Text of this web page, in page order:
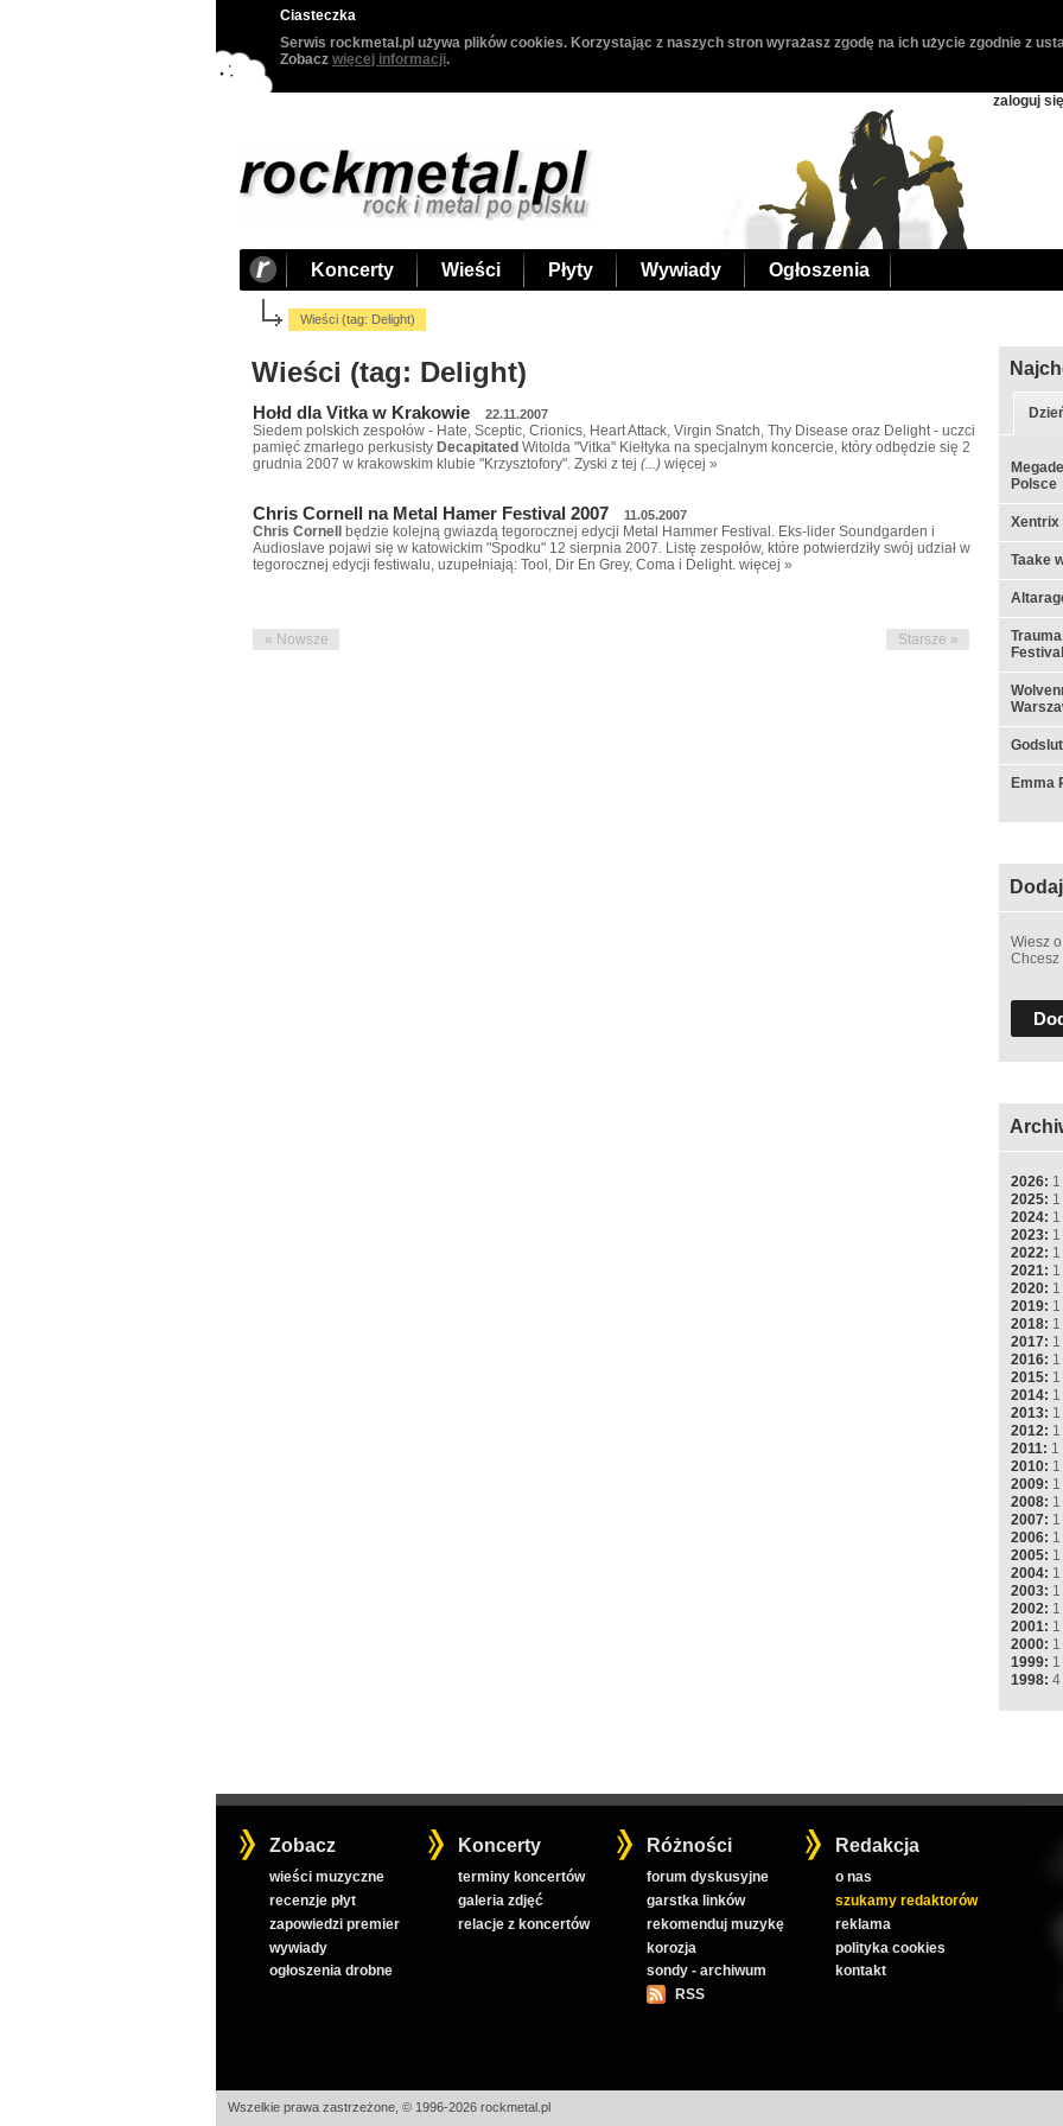
Ciasteczka
Serwis rockmetal.pl używa plików cookies. Korzystając z naszych stron wyrażasz zgodę na ich użycie zgodnie z
Zobacz więcej informacji.
zaloguj się
Koncerty Wieści Płyty Wywiady Ogłoszenia
Wieści (tag: Delight)
Wieści (tag: Delight)
Hołd dla Vitka w Krakowie 22.11.2007
Siedem polskich zespołów - Hate, Sceptic, Crionics, Heart Attack, Virgin Snatch, Thy Disease oraz Delight - uczci
pamięć zmarłego perkusisty Decapitated Witolda "Vitka" Kiełtyka na specjalnym koncercie, który odbędzie się 2
grudnia 2007 w krakowskim klubie "Krzysztofory". Zyski z tej (...) więcej »
Chris Cornell na Metal Hamer Festival 2007 11.05.2007
Chris Cornell
będzie kolejną gwiazdą tegorocznej edycji Metal Hammer Festival. Eks-lider Soundgarden i
Audioslave pojawi się w katowickim "Spodku" 12 sierpnia 2007. Listę zespołów, które potwierdziły swój udział w
tegorocznej edycji festiwalu, uzupełniają: Tool, Dir En Grey, Coma i Delight. więcej »
« Nowsze Starsze »
Polsce
Xentrix
Taake
Emma
Wiesz
Chcesz
2026: 1
2025: 1
2024: 1
2023: 1
2022: 1
2021: 1
2020: 1
2019: 1
2018: 1
2017: 1
2016: 1
2015: 1
2014: 1
2013: 1
2012: 1
2011: 1
2010: 1
2009: 1
2008: 1
2007: 1
2006: 1
2005: 1
2004: 1
2003: 1
2002: 1
2001: 1
2000: 1
1999: 1
1998: 4
Zobacz
wieści muzyczne
recenzje płyt
zapowiedzi premier
wywiady
ogłoszenia drobne
Koncerty
terminy koncertów
galeria zdjęć
relacje z koncertów
Różności
forum dyskusyjne
garstka linków
rekomenduj muzykę
korozja
sondy - archiwum
RSS
Redakcja
o nas
szukamy redaktorów
reklama
polityka cookies
kontakt
Wszelkie prawa zastrzeżone, © 1996-2026 rockmetal.pl